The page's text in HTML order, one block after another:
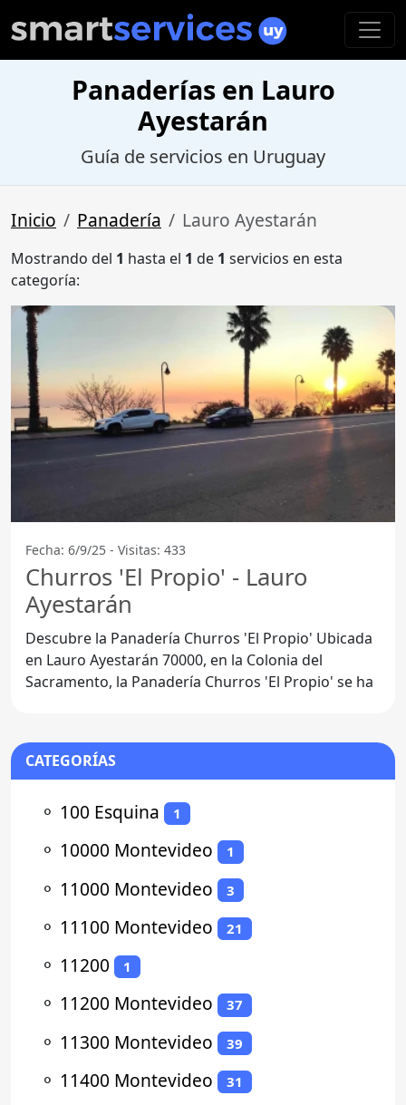
Panaderías en Lauro
Ayestarán
Guía de servicios en Uruguay
Inicio Panadería Lauro Ayestarán
Mostrando del 1 hasta el 1 de 1 servicios en esta
categoría:
Fecha: 6/9/25 - Visitas: 433
Churros 'El Propio' - Lauro
Ayestarán
Descubre la Panadería Churros 'El Propio' Ubicada
en Lauro Ayestarán 70000, en la Colonia del
Sacramento, la Panadería Churros 'El Propio' se ha
CATEGORÍAS
⚬ 100 Esquina 1
⚬ 10000 Montevideo 1
⚬ 11000 Montevideo 3
⚬ 11100 Montevideo 21
⚬ 11200 1
⚬ 11200 Montevideo 37
⚬ 11300 Montevideo 39
⚬ 11400 Montevideo 31